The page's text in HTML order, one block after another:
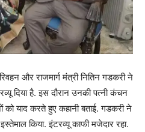
और राजमार्ग मंत्री नितिन गडकरी ने
दिया है. इस दौरान उनकी पत्नी कंचन
को याद करते हुए कहानी बताई. गडकरी ने
किया. इंटरव्यू काफी मजेदार रहा.